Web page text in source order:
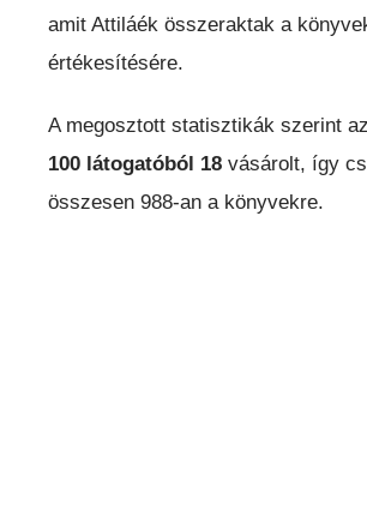
amit Attiláék összeraktak a
értékesítésére.
A megosztott statisztikák szerint
100 látogatóból 18 vásárolt, így
összesen 988-an a könyvekre.